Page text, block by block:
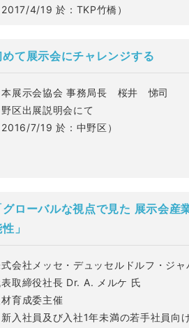
4/19 於：TKP竹橋）
めて展示会にチャレンジする
本展示会協会 事務局長 桜井 悌司
区出展説明会にて
7/19 於：中野区）
グローバルな視点で見た 展示会産
」
会社メッセ・デュッセルドルフ・ジャ
取締役社長 Dr. A. メルケ 氏
育成委主催
入社員及び入社1年未満の若手社員向